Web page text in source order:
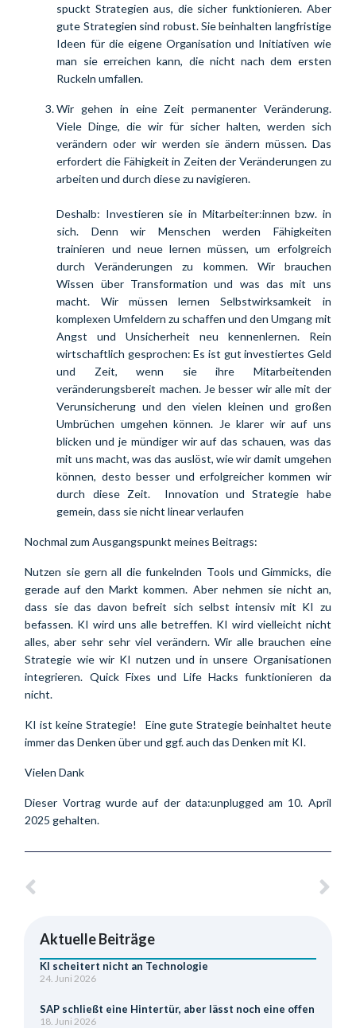
Aktuelle Beiträge
KI scheitert nicht an Technologie
24. Juni 2026
SAP schließt eine Hintertür, aber lässt noch eine offen
18. Juni 2026
spuckt Strategien aus, die sicher funktionieren. Aber
gute Strategien sind robust. Sie beinhalten langfristige
Ideen für die eigene Organisation und Initiativen wie
man sie erreichen kann, die nicht nach dem ersten
Ruckeln umfallen.
Wir gehen in eine Zeit permanenter Veränderung.
Viele Dinge, die wir für sicher halten, werden sich
verändern oder wir werden sie ändern müssen. Das
erfordert die Fähigkeit in Zeiten der Veränderungen zu
arbeiten und durch diese zu navigieren.
Deshalb: Investieren sie in Mitarbeiter:innen bzw. in
sich. Denn wir Menschen werden Fähigkeiten
trainieren und neue lernen müssen, um erfolgreich
durch Veränderungen zu kommen. Wir brauchen
Wissen über Transformation und was das mit uns
macht. Wir müssen lernen Selbstwirksamkeit in
komplexen Umfeldern zu schaffen und den Umgang mit
Angst und Unsicherheit neu kennenlernen. Rein
wirtschaftlich gesprochen: Es ist gut investiertes Geld
und Zeit, wenn sie ihre Mitarbeitenden
veränderungsbereit machen. Je besser wir alle mit der
Verunsicherung und den vielen kleinen und großen
Umbrüchen umgehen können. Je klarer wir auf uns
blicken und je mündiger wir auf das schauen, was das
mit uns macht, was das auslöst, wie wir damit umgehen
können, desto besser und erfolgreicher kommen wir
durch diese Zeit.  Innovation und Strategie habe
gemein, dass sie nicht linear verlaufen
Nochmal zum Ausgangspunkt meines Beitrags:
Nutzen sie gern all die funkelnden Tools und Gimmicks, die
gerade auf den Markt kommen. Aber nehmen sie nicht an,
dass sie das davon befreit sich selbst intensiv mit KI zu
befassen. KI wird uns alle betreffen. KI wird vielleicht nicht
alles, aber sehr sehr viel verändern. Wir alle brauchen eine
Strategie wie wir KI nutzen und in unsere Organisationen
integrieren. Quick Fixes und Life Hacks funktionieren da
nicht.
KI ist keine Strategie!   Eine gute Strategie beinhaltet heute
immer das Denken über und ggf. auch das Denken mit KI.
Vielen Dank
Dieser Vortrag wurde auf der data:unplugged am 10. April
2025 gehalten.